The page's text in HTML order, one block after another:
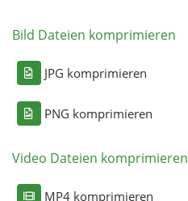
Bild Dateien komprimieren
JPG komprimieren
PNG komprimieren
Video Dateien komprimieren
MP4 komprimieren